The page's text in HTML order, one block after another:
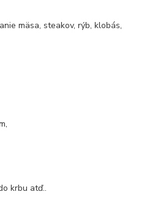
mäsa, steakov, rýb, klobás,
krbu atď..